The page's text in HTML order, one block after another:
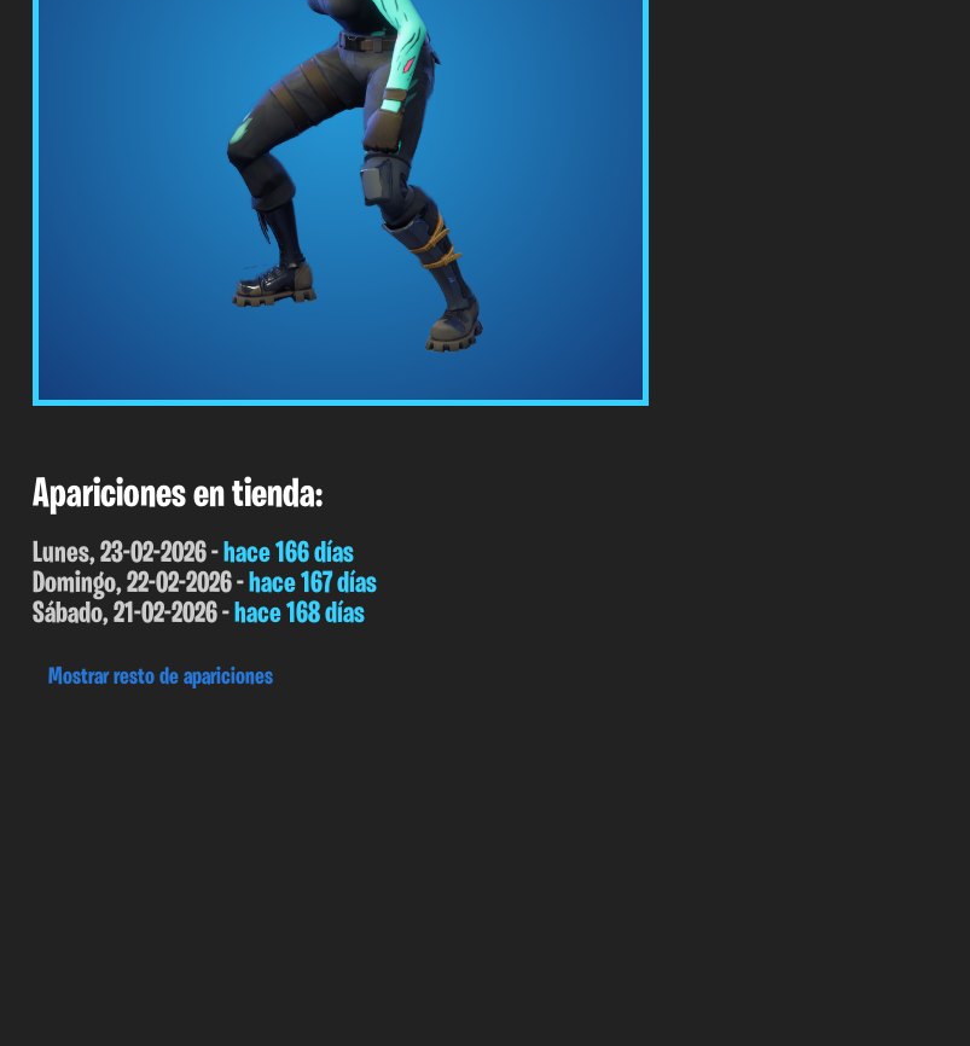
Apariciones en tienda:
Lunes, 23-02-2026 -hace 166 días
Domingo, 22-02-2026 -hace 167 días
Sábado, 21-02-2026 -hace 168 días
Mostrar resto de apariciones